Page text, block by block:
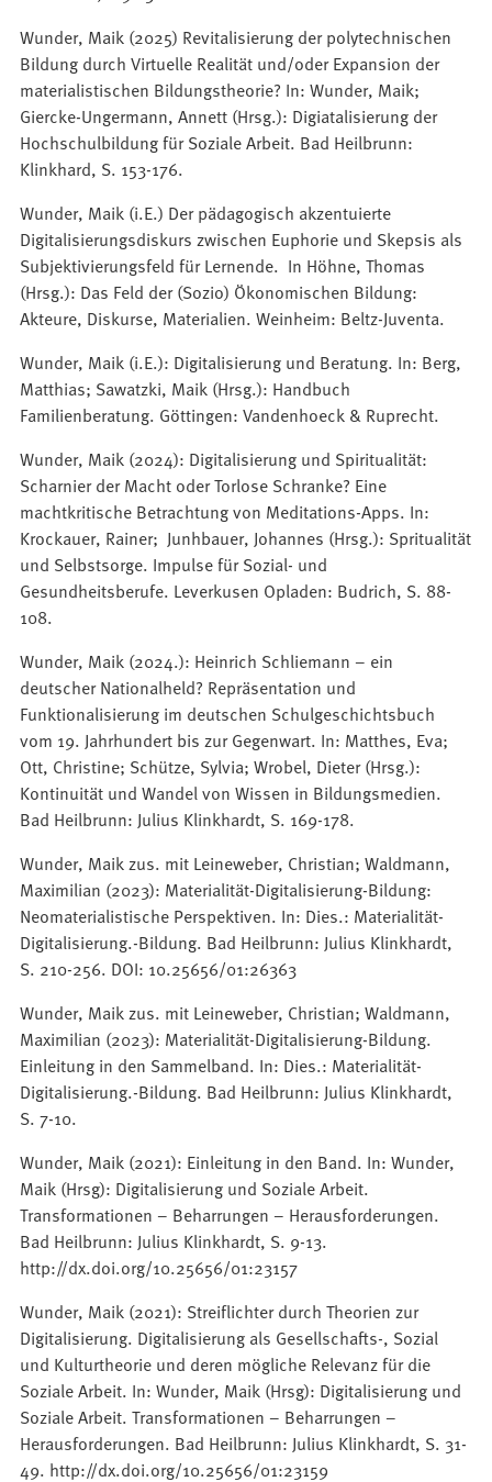
Wunder, Maik (2025) Revitalisierung der polytechnischen
Bildung durch Virtuelle Realität und/oder Expansion der
materialistischen Bildungstheorie? In: Wunder, Maik;
Giercke-Ungermann, Annett (Hrsg.): Digiatalisierung der
Hochschulbildung für Soziale Arbeit. Bad Heilbrunn:
Klinkhard, S. 153-176.
Wunder, Maik (i.E.) Der pädagogisch akzentuierte
Digitalisierungsdiskurs zwischen Euphorie und Skepsis als
Subjektivierungsfeld für Lernende. In Höhne, Thomas
(Hrsg.): Das Feld der (Sozio) Ökonomischen Bildung:
Akteure, Diskurse, Materialien. Weinheim: Beltz-Juventa.
Wunder, Maik (i.E.): Digitalisierung und Beratung. In: Berg,
Matthias; Sawatzki, Maik (Hrsg.): Handbuch
Familienberatung. Göttingen: Vandenhoeck & Ruprecht.
Wunder, Maik (2024): Digitalisierung und Spiritualität:
Scharnier der Macht oder Torlose Schranke? Eine
machtkritische Betrachtung von Meditations-Apps. In:
Krockauer, Rainer; Junhbauer, Johannes (Hrsg.): Spritualität
und Selbstsorge. Impulse für Sozial- und
Gesundheitsberufe. Leverkusen Opladen: Budrich, S. 88-
108.
Wunder, Maik (2024.): Heinrich Schliemann – ein
deutscher Nationalheld? Repräsentation und
Funktionalisierung im deutschen Schulgeschichtsbuch
vom 19. Jahrhundert bis zur Gegenwart. In: Matthes, Eva;
Ott, Christine; Schütze, Sylvia; Wrobel, Dieter (Hrsg.):
Kontinuität und Wandel von Wissen in Bildungsmedien.
Bad Heilbrunn: Julius Klinkhardt, S. 169-178.
Wunder, Maik zus. mit Leineweber, Christian; Waldmann,
Maximilian (2023): Materialität-Digitalisierung-Bildung:
Neomaterialistische Perspektiven. In: Dies.: Materialität-
Digitalisierung.-Bildung. Bad Heilbrunn: Julius Klinkhardt,
S. 210-256. DOI: 10.25656/01:26363
Wunder, Maik zus. mit Leineweber, Christian; Waldmann,
Maximilian (2023): Materialität-Digitalisierung-Bildung.
Einleitung in den Sammelband. In: Dies.: Materialität-
Digitalisierung.-Bildung. Bad Heilbrunn: Julius Klinkhardt,
S. 7-10.
Wunder, Maik (2021): Einleitung in den Band. In: Wunder,
Maik (Hrsg): Digitalisierung und Soziale Arbeit.
Transformationen – Beharrungen – Herausforderungen.
Bad Heilbrunn: Julius Klinkhardt, S. 9-13.
http://dx.doi.org/10.25656/01:23157
Wunder, Maik (2021): Streiflichter durch Theorien zur
Digitalisierung. Digitalisierung als Gesellschafts-, Sozial
und Kulturtheorie und deren mögliche Relevanz für die
Soziale Arbeit. In: Wunder, Maik (Hrsg): Digitalisierung und
Soziale Arbeit. Transformationen – Beharrungen –
Herausforderungen. Bad Heilbrunn: Julius Klinkhardt, S. 31-
49. http://dx.doi.org/10.25656/01:23159